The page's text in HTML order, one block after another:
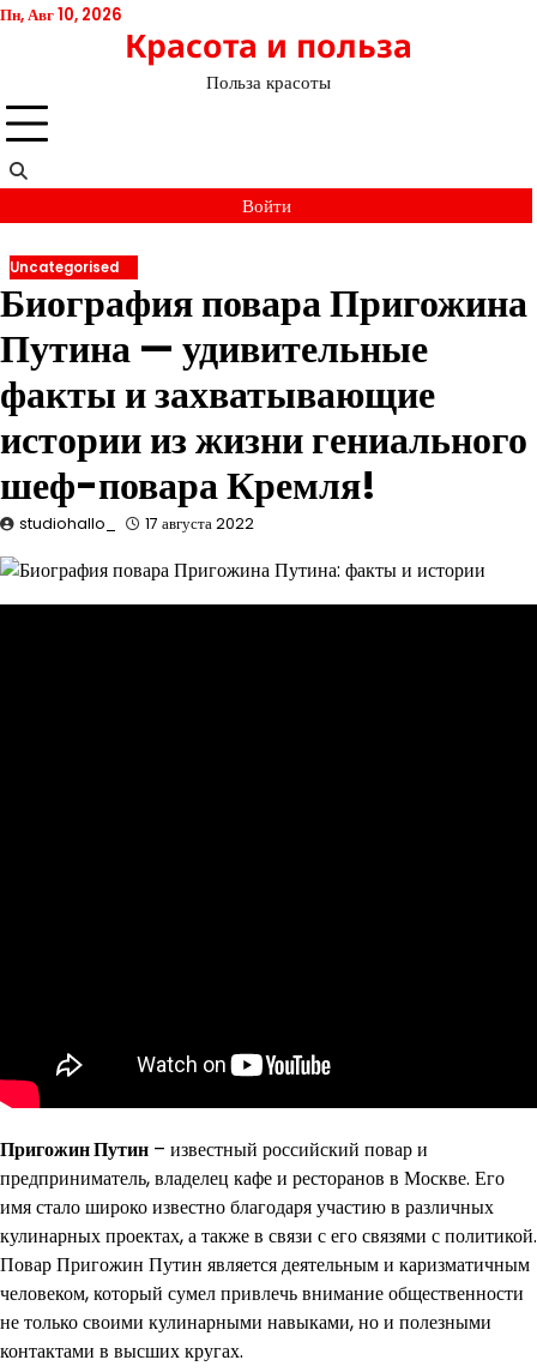
Перейти
Пн, Авг 10, 2026
Красота и польза
Польза красоты
Войти
Uncategorised
Биография повара Пригожина
Путина — удивительные
факты и захватывающие
истории из жизни гениального
шеф-повара Кремля!
studiohallo_ 17 августа 2022
Пригожин Путин – известный российский повар и
предприниматель, владелец кафе и ресторанов в Москве. Его
имя стало широко известно благодаря участию в различных
кулинарных проектах, а также в связи с его связями с политикой.
Повар Пригожин Путин является деятельным и каризматичным
человеком, который сумел привлечь внимание общественности
не только своими кулинарными навыками, но и полезными
контактами в высших кругах.